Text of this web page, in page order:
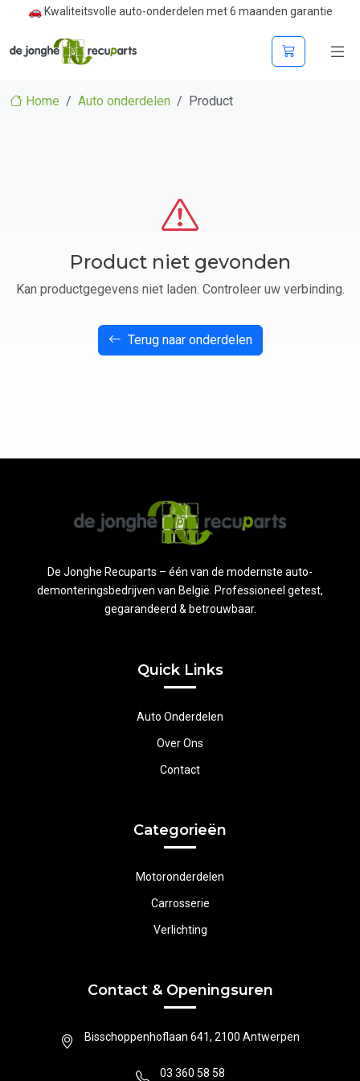
🚗 Kwaliteitsvolle auto-onderdelen met 6 maanden garantie
Home Auto onderdelen Product
Product niet gevonden
Kan productgegevens niet laden. Controleer uw verbinding.
Terug naar onderdelen
De Jonghe Recuparts – één van de modernste auto-
demonteringsbedrijven van België. Professioneel getest,
gegarandeerd & betrouwbaar.
Quick Links
Auto Onderdelen
Over Ons
Contact
Categorieën
Motoronderdelen
Carrosserie
Verlichting
Contact & Openingsuren
Bisschoppenhoflaan 641, 2100 Antwerpen
03 360 58 58